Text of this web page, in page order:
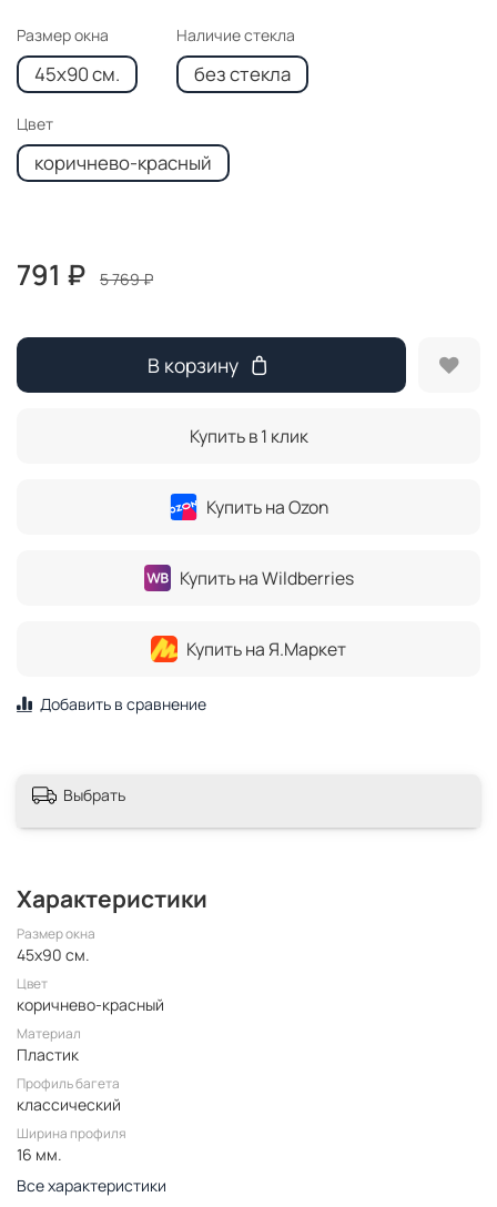
Размер окна
45x90 см.
Наличие стекла
без стекла
Цвет
коричнево-красный
791 ₽ 5 769 ₽
В корзину
Купить в 1 клик
Купить на Ozon
Купить на Wildberries
Купить на Я.Маркет
Добавить в сравнение
Выбрать
Характеристики
Размер окна
45x90 см.
Цвет
коричнево-красный
Материал
Пластик
Профиль багета
классический
Ширина профиля
16 мм.
Все характеристики